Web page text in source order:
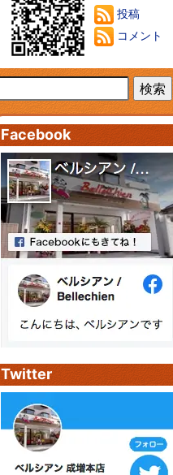
投稿
コメント
Facebook
Twitter